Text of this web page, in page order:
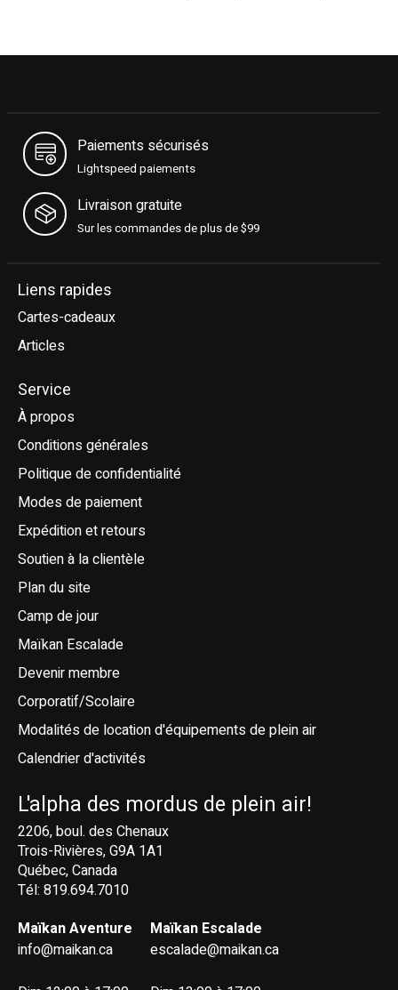
Paiements sécurisés
Lightspeed paiements
Livraison gratuite
Sur les commandes de plus de $99
Liens rapides
Cartes-cadeaux
Articles
Service
À propos
Conditions générales
Politique de confidentialité
Modes de paiement
Expédition et retours
Soutien à la clientèle
Plan du site
Camp de jour
Maïkan Escalade
Devenir membre
Corporatif/Scolaire
Modalités de location d'équipements de plein air
Calendrier d'activités
L'alpha des mordus de plein air!
2206, boul. des Chenaux
Trois-Rivières, G9A 1A1
Québec, Canada
Tél: 819.694.7010
Maïkan Aventure
info@maikan.ca
Maïkan Escalade
escalade@maikan.ca